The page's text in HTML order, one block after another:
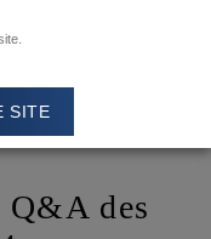
des
SITE